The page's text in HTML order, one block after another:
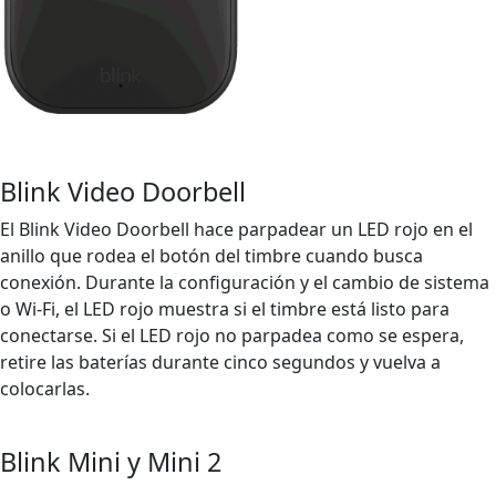
Blink Video Doorbell
El Blink Video Doorbell hace parpadear un LED rojo en el
anillo que rodea el botón del timbre cuando busca
conexión. Durante la configuración y el cambio de sistema
o Wi-Fi, el LED rojo muestra si el timbre está listo para
conectarse. Si el LED rojo no parpadea como se espera,
retire las baterías durante cinco segundos y vuelva a
colocarlas.
Blink Mini y Mini 2